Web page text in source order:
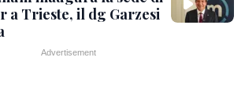
a Trieste, il dg Garzesi